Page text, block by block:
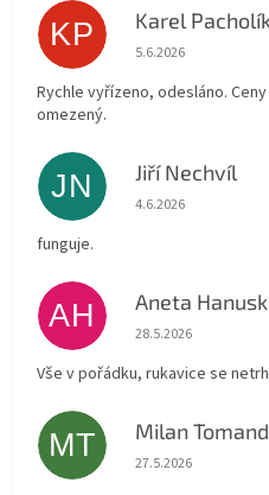
KP Karel
Hodnocení
5.6.2026
Rychle vyřízeno, odesláno.
omezený.
JN Jiří Nechvíl
Hodnocení
4.6.2026
funguje.
AH Aneta
Hodnocení
28.5.2026
Vše v pořádku, rukavice se
MT Milan
Hodnocení
27.5.2026